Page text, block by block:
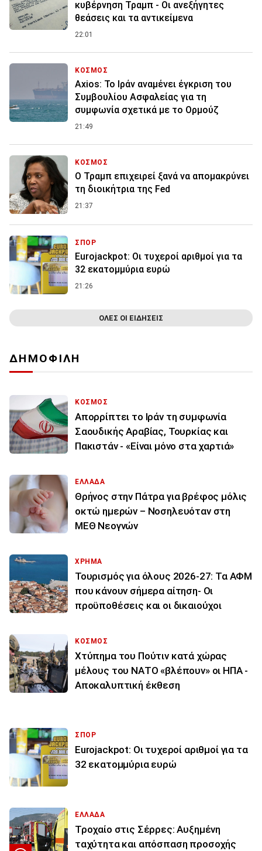
κυβέρνηση Τραμπ - Οι ανεξήγητες
θεάσεις και τα αντικείμενα
22:01
ΚΟΣΜΟΣ
Axios: Το Ιράν αναμένει έγκριση του
Συμβουλίου Ασφαλείας για τη
συμφωνία σχετικά με το Ορμούζ
21:49
ΚΟΣΜΟΣ
Ο Τραμπ επιχειρεί ξανά να απομακρύνει
τη διοικήτρια της Fed
21:37
ΣΠΟΡ
Eurojackpot: Οι τυχεροί αριθμοί για τα
32 εκατoμμύρια ευρώ
21:26
ΟΛΕΣ ΟΙ ΕΙΔΗΣΕΙΣ
ΔΗΜΟΦΙΛΗ
ΚΟΣΜΟΣ
Απορρίπτει το Ιράν τη συμφωνία
Σαουδικής Αραβίας, Τουρκίας και
Πακιστάν - «Είναι μόνο στα χαρτιά»
ΕΛΛΑΔΑ
Θρήνος στην Πάτρα για βρέφος μόλις
οκτώ ημερών – Νοσηλευόταν στη
ΜΕΘ Νεογνών
ΧΡΗΜΑ
Τουρισμός για όλους 2026-27: Τα ΑΦΜ
που κάνουν σήμερα αίτηση- Οι
προϋποθέσεις και οι δικαιούχοι
ΚΟΣΜΟΣ
Χτύπημα του Πούτιν κατά χώρας
μέλους του ΝΑΤΟ «βλέπουν» οι ΗΠΑ -
Αποκαλυπτική έκθεση
ΣΠΟΡ
Eurojackpot: Οι τυχεροί αριθμοί για τα
32 εκατoμμύρια ευρώ
ΕΛΛΑΔΑ
Τροχαίο στις Σέρρες: Αυξημένη
ταχύτητα και απόσπαση προσοχής